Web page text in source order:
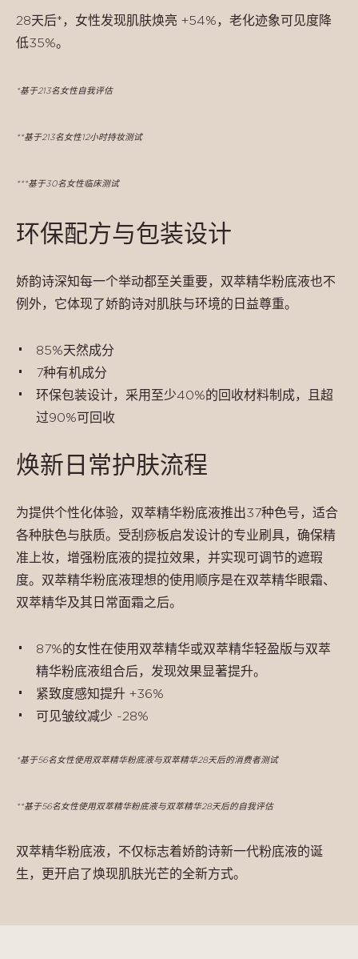
28天后*，女性发现肌肤焕亮 +54%，老化迹象可见度降
低35%。
*基于213名女性自我评估
**基于213名女性12小时持妆测试
***基于30名女性临床测试
环保配方与包装设计
娇韵诗深知每一个举动都至关重要，双萃精华粉底液也不
例外，它体现了娇韵诗对肌肤与环境的日益尊重。
85%天然成分
7种有机成分
环保包装设计，采用至少40%的回收材料制成，且超
过90%可回收
焕新日常护肤流程
为提供个性化体验，双萃精华粉底液推出37种色号，适合
各种肤色与肤质。受刮痧板启发设计的专业刷具，确保精
准上妆，增强粉底液的提拉效果，并实现可调节的遮瑕
度。双萃精华粉底液理想的使用顺序是在双萃精华眼霜、
双萃精华及其日常面霜之后。
87%的女性在使用双萃精华或双萃精华轻盈版与双萃
精华粉底液组合后，发现效果显著提升。
紧致度感知提升 +36%
可见皱纹减少 -28%
*基于56名女性使用双萃精华粉底液与双萃精华28天后的消费者测试
**基于56名女性使用双萃精华粉底液与双萃精华28天后的自我评估
双萃精华粉底液，不仅标志着娇韵诗新一代粉底液的诞
生，更开启了焕现肌肤光芒的全新方式。